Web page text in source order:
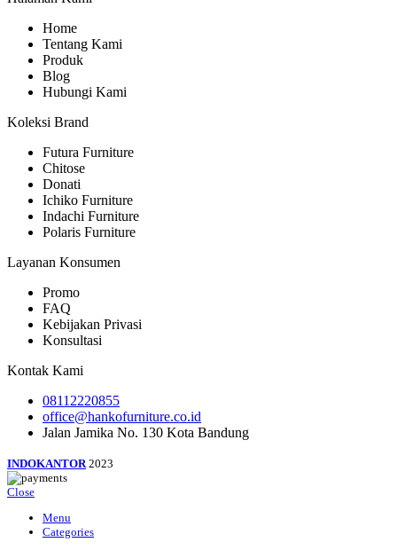
Home
Tentang Kami
Produk
Blog
Hubungi Kami
Koleksi Brand
Futura Furniture
Chitose
Donati
Ichiko Furniture
Indachi Furniture
Polaris Furniture
Layanan Konsumen
Promo
FAQ
Kebijakan Privasi
Konsultasi
Kontak Kami
08112220855
office@hankofurniture.co.id
Jalan Jamika No. 130 Kota Bandung
INDOKANTOR 2023
Close
Menu
Categories